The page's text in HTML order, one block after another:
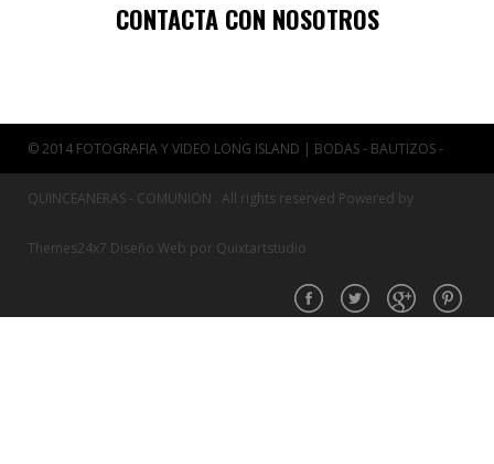
CONTACTA CON NOSOTROS
© 2014 FOTOGRAFIA Y VIDEO LONG ISLAND | BODAS - BAUTIZOS -
QUINCEANERAS - COMUNION . All rights reserved Powered by
Themes24x7 Diseño Web por Quixtartstudio